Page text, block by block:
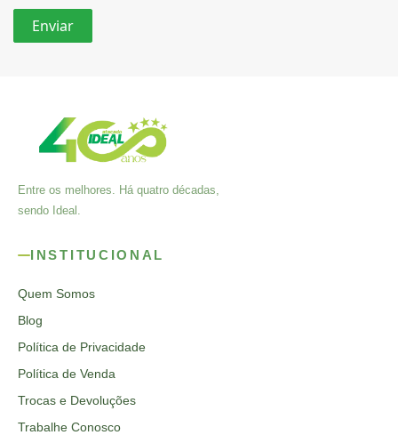
Entre os melhores. Há quatro décadas,
sendo Ideal.
INSTITUCIONAL
Quem Somos
Blog
Política de Privacidade
Política de Venda
Trocas e Devoluções
Trabalhe Conosco